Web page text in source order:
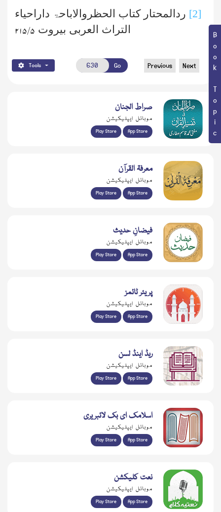
Book Topic
[2] ردالمحتار کتاب الحظروالاباحۃ داراحیاء
التراث العربی بیروت ۵/ ۲۱۵
Tools Go Previous Next
صراط الجنان
موبائل ایپلیکیشن
Play Store App Store
معرفۃ القرآن
موبائل ایپلیکیشن
Play Store App Store
فیضانِ حدیث
موبائل ایپلیکیشن
Play Store App Store
پریئر ٹائمز
موبائل ایپلیکیشن
Play Store App Store
ریڈ اینڈ لسن
موبائل ایپلیکیشن
Play Store App Store
اسلامک ای بک لائبریری
موبائل ایپلیکیشن
Play Store App Store
نعت کلیکشن
موبائل ایپلیکیشن
Play Store App Store